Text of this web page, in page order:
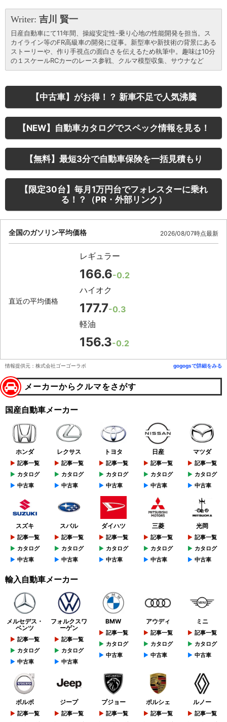
Writer: 吉川 賢一
日産自動車にて11年間、操縦安定性-乗り心地の性能開発を担当。ス
カイライン等のFR高級車の開発に従事。新型車や新技術の背景にある
ストーリーや、作り手視点の面白さを伝えるため執筆中。趣味は10分
の１スケールRCカーのレース参戦、クルマ模型収集、サウナなど
【中古車】がお得！？ 新車不足で人気沸騰
【NEW】自動車カタログでスペック情報を見る！
【無料】最短3分で自動車保険を一括見積もり
【限定30台】毎月1万円台でフォレスターに乗れ
る！？（PR・外部リンク）
全国のガソリン平均価格 2026/08/07時点最新
直近の平均価格
レギュラー
166.6-0.2
ハイオク
177.7-0.3
軽油
156.3-0.2
情報提供元：株式会社ゴーゴーラボ gogogsで詳細をみる
メーカーからクルマをさがす
国産自動車メーカー
ホンダ
記事一覧
カタログ
中古車
レクサス
記事一覧
カタログ
中古車
トヨタ
記事一覧
カタログ
中古車
日産
記事一覧
カタログ
中古車
マツダ
記事一覧
カタログ
中古車
スズキ
記事一覧
カタログ
中古車
スバル
記事一覧
カタログ
中古車
ダイハツ
記事一覧
カタログ
中古車
三菱
記事一覧
カタログ
中古車
光岡
記事一覧
カタログ
中古車
輸入自動車メーカー
メルセデス・
ベンツ
記事一覧
カタログ
中古車
フォルクスワ
ーゲン
記事一覧
カタログ
中古車
BMW
記事一覧
カタログ
中古車
アウディ
記事一覧
カタログ
中古車
ミニ
記事一覧
カタログ
中古車
ボルボ
記事一覧
ジープ
記事一覧
プジョー
記事一覧
ポルシェ
記事一覧
ルノー
記事一覧